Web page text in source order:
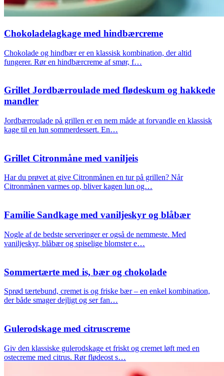
Chokoladelagkage med hindbærcreme
Chokolade og hindbær er en klassisk kombination, der altid
fungerer. Rør en hindbærcreme af smør, f…
Grillet Jordbærroulade med flødeskum og hakkede
mandler
Jordbærroulade på grillen er en nem måde at forvandle en klassisk
kage til en lun sommerdessert. En…
Grillet Citronmåne med vaniljeis
Har du prøvet at give Citronmånen en tur på grillen? Når
Citronmånen varmes op, bliver kagen lun og…
Familie Sandkage med vaniljeskyr og blåbær
Nogle af de bedste serveringer er også de nemmeste. Med
vaniljeskyr, blåbær og spiselige blomster e…
Sommertærte med is, bær og chokolade
Sprød tærtebund, cremet is og friske bær – en enkel kombination,
der både smager dejligt og ser fan…
Gulerodskage med citruscreme
Giv den klassiske gulerodskage et friskt og cremet løft med en
ostecreme med citrus. Rør flødeost s…